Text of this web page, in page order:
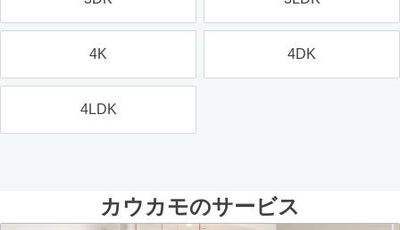
4K 4DK
4LDK
カウカモのサービス